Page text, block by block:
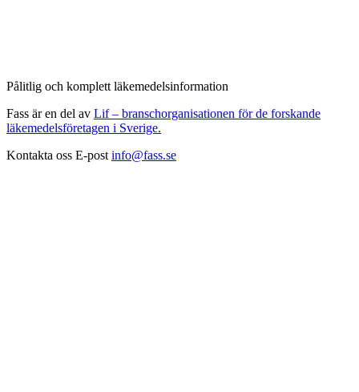
Pålitlig och komplett läkemedelsinformation
Fass är en del av Lif – branschorganisationen för de forskande
läkemedelsföretagen i Sverige.
Kontakta oss E-post info@fass.se